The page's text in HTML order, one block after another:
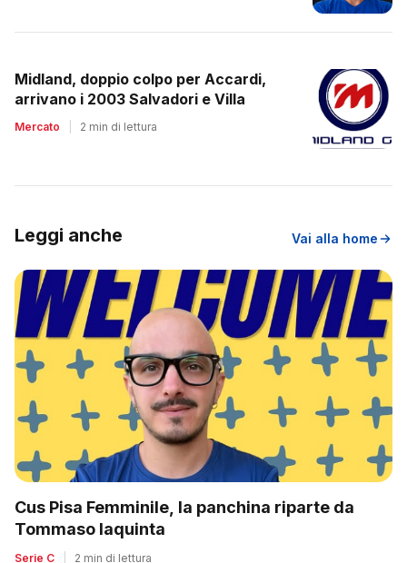
Midland, doppio colpo per Accardi,
arrivano i 2003 Salvadori e Villa
Mercato 2 min di lettura
Leggi anche Vai alla home
Cus Pisa Femminile, la panchina riparte da
Tommaso Iaquinta
Serie C 2 min di lettura